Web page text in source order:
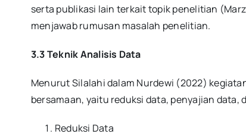
serta publikasi lain terkait topik penelitian
menjawab rumusan masalah penelitian.
3.3 Teknik Analisis Data
Menurut Silalahi dalam Nurdewi (2022)
bersamaan, yaitu reduksi data, penyajian
Reduksi Data